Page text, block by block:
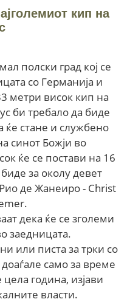
кип на
полски град кој се
со Германија и
метри висок кип на
би требало да биде
стане и службено
синот Божји во
ќе се постави на 16
за околу девет
де Жанеиро - Christ
дека ќе се зголеми
заедницата.
или писта за трки со
само за време
година, изјави
власти.